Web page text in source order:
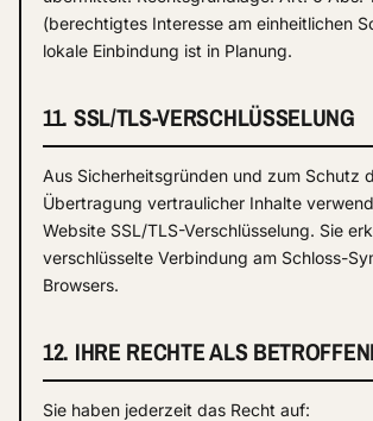
(berechtigtes Interesse am einheitlichen
lokale Einbindung ist in Planung.
11. SSL/TLS-VERSCHLÜSSELUNG
Aus Sicherheitsgründen und zum Schutz
Übertragung vertraulicher Inhalte
Website SSL/TLS-Verschlüsselung. Sie
verschlüsselte Verbindung am Schloss-
Browsers.
12. IHRE RECHTE ALS
Sie haben jederzeit das Recht auf: